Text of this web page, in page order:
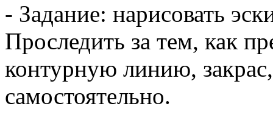
- Задание: нарисовать
Проследить за тем, как
контурную линию,
самостоятельно.